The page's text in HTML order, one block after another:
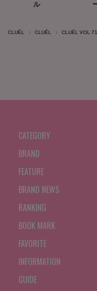
CLUÉL CLUÉL CLUÉL VOL.71
CATEGORY
BRAND
FEATURE
BRAND NEWS
RANKING
BOOK MARK
FAVORITE
INFORMATION
GUIDE